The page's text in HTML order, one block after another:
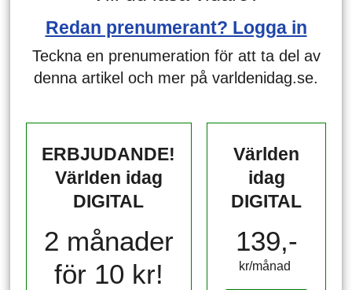
Redan prenumerant? Logga in
Teckna en prenumeration för att ta del av
denna artikel och mer på varldenidag.se.
ERBJUDANDE!
Världen idag
DIGITAL
2 månader
för 10 kr!
Världen
idag
DIGITAL
139,-
kr/månad ​​​​​​